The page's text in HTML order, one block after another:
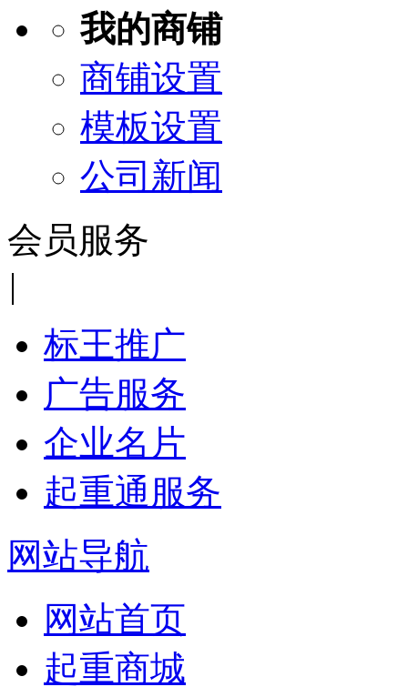
我的商铺
商铺设置
模板设置
公司新闻
会员服务
|
标王推广
广告服务
企业名片
起重通服务
网站导航
网站首页
起重商城